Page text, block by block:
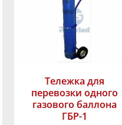
Тележка для
перевозки одного
газового баллона
ГБР-1